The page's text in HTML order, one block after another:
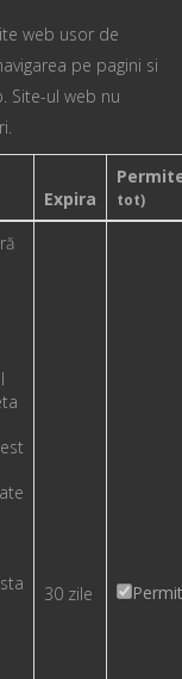
web usor de
pe pagini si
Site-ul web nu
Expira tot)
30 zile